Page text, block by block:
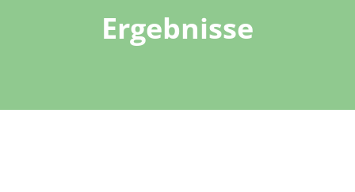
Ergebnisse